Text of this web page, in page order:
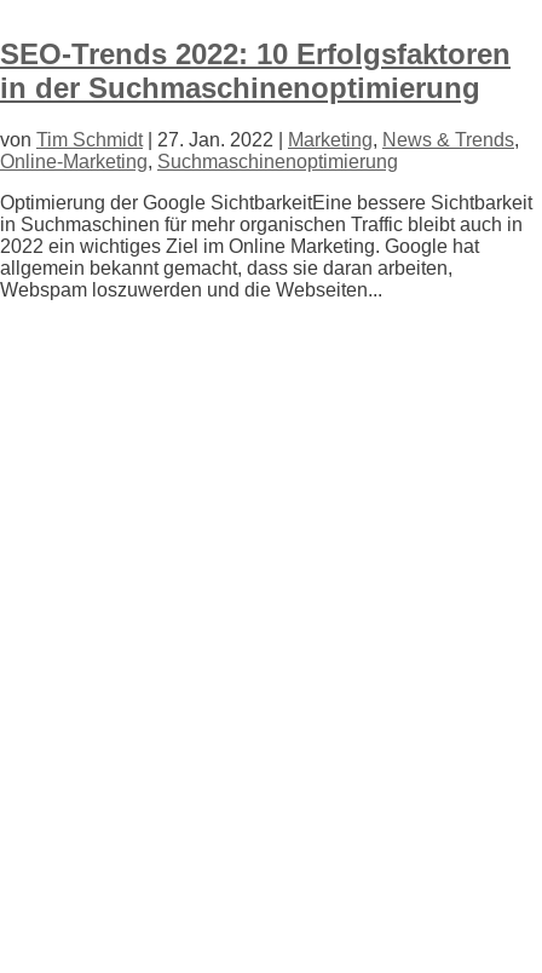
SEO-Trends 2022: 10 Erfolgsfaktoren
in der Suchmaschinenoptimierung
von Tim Schmidt| 27. Jan. 2022 Marketing, News & Trends,
Online-Marketing, Suchmaschinenoptimierung
Optimierung der Google SichtbarkeitEine bessere Sichtbarkeit
in Suchmaschinen für mehr organischen Traffic bleibt auch in
2022 ein wichtiges Ziel im Online Marketing. Google hat
allgemein bekannt gemacht, dass sie daran arbeiten,
Webspam loszuwerden und die Webseiten...